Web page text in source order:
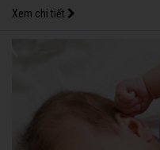
Xem chi tiết